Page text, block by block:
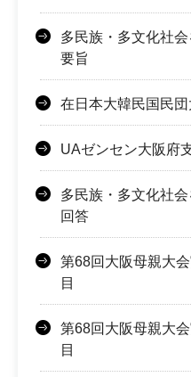
多民族・多文化社
要旨
在日本大韓民国民
UAゼンセン大阪府
多民族・多文化社
回答
第68回大阪母親大
目
第68回大阪母親大
目